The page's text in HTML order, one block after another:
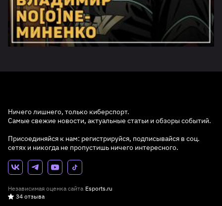
Ничего лишнего, только киберспорт.
Самые свежие новости, актуальные статьи и обзоры событий.
Присоединяйся к нам: регистрируйся, подписывайся в соц.
сетях и никогда не пропустишь ничего интересного.
Независимая оценка сайта Esports.ru
34 отзыва